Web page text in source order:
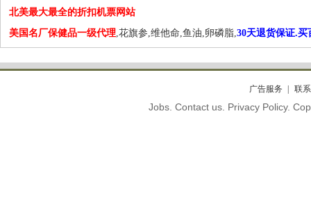
北美最大最全的折扣机票网站
美国名厂保健品一级代理,花旗参,维他命,鱼油,卵磷脂,30天退货保证.买
广告服务 联
Jobs. Contact us. Privacy Policy.